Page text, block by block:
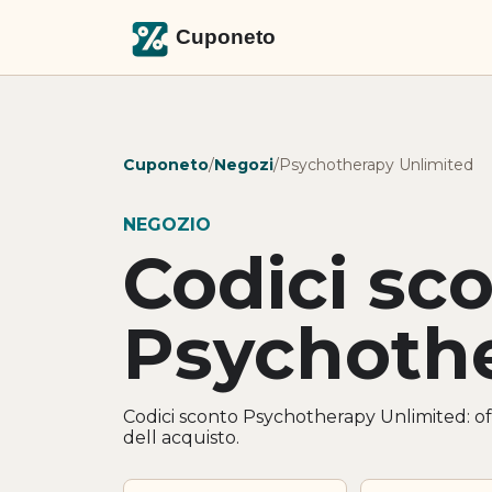
Cuponeto/Negozi/Psychotherapy Unlimited
NEGOZIO
Codici
Codici sconto Psychotherapy Unlimited:
dell acquisto.